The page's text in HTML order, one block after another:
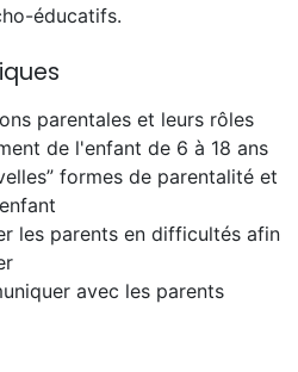
éducatifs.
parentales et leurs rôles
de l'enfant de 6 à 18 ans
formes de parentalité et
les parents en difficultés afin
avec les parents